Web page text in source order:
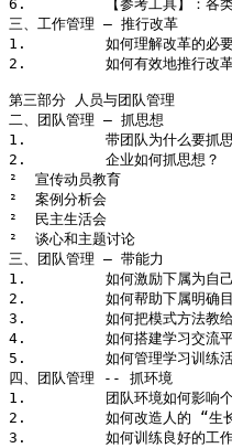
6.         【参考工具】：各类
三、工作管理 – 推行改革
1.         如何理解改革的必要
2.         如何有效地推行改革
第三部分 人员与团队管理
二、团队管理 – 抓思想
1.         带团队为什么要抓思
2.         企业如何抓思想？
²  宣传动员教育
²  案例分析会
²  民主生活会
²  谈心和主题讨论
三、团队管理 – 带能力
1.         如何激励下属为自己
2.         如何帮助下属明确目
3.         如何把模式方法教给
4.         如何搭建学习交流平
5.         如何管理学习训练活
四、团队管理 -- 抓环境
1.         团队环境如何影响个
2.         如何改造人的 “生长
3.         如何训练良好的工作